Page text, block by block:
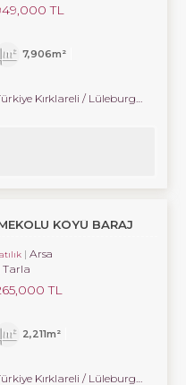
TL
7,906m²
Türkiye Kırklareli / Lüleburgaz
KÖYÜ BARAJ
Arsa
Tarla
TL
2,211m²